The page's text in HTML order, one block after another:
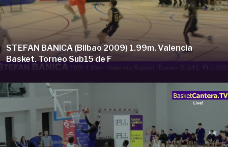
STEFAN BANICA (Bilbao 2009) 1.99m. Valencia
Basket. Torneo Sub15 de F